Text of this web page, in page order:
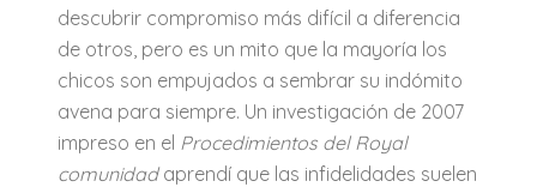
descubrir compromiso más difícil a diferencia
de otros, pero es un mito que la mayoría los
chicos son empujados a sembrar su indómito
avena para siempre. Un investigación de 2007
impreso en el Procedimientos del Royal
comunidadaprendí que las infidelidades suelen